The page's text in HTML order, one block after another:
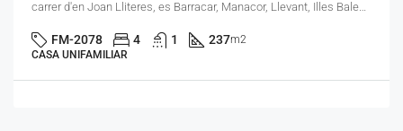
FM-2078 4 1 237m2
CASA UNIFAMILIAR